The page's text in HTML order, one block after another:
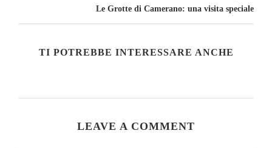
Le Grotte di Camerano: una visita speciale
TI POTREBBE INTERESSARE ANCHE
LEAVE A COMMENT